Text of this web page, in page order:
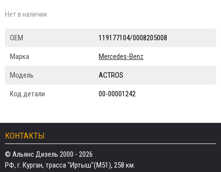
Нет в наличии
ОЕМ 119177104/0008205008
Марка Mercedes-Benz
Модель ACTROS
Код детали 00-00001242
КОНТАКТЫ
© Альянс Дизель 2000 - 2026
РФ, г. Курган, трасса "Иртыш"(М51), 258 км.